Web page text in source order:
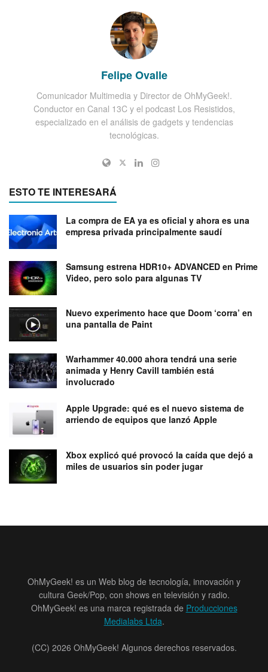
Felipe Ovalle
Comunicador Multimedia y Director de OhMyGeek!.
Conductor en Canal 13C y el podcast Los Resistidos,
especializado en el análisis de gadgets y tendencias
tecnológicas.
ESTO TE INTERESARÁ
La compra de EA ya es oficial y ahora es una
empresa privada principalmente saudí
Samsung estrena HDR10+ ADVANCED en Prime
Video, pero solo para algunas TV
Nuevo experimento hace que Doom ‘corra’ en
una pantalla de Paint
Warhammer 40.000 ahora tendrá una serie
animada y Henry Cavill también está
involucrado
Apple Upgrade: qué es el nuevo sistema de
arriendo de equipos que lanzó Apple
Xbox explicó qué provocó la caída que dejó a
miles de usuarios sin poder jugar
OhMyGeek! es un Web blog de tecnología, innovación y
cultura Geek/Pop, con shows en televisión y radio.
OhMyGeek! es una marca registrada de Producciones
Medialabs Ltda.
(CC) 2026 OhMyGeek! Algunos derechos reservados.